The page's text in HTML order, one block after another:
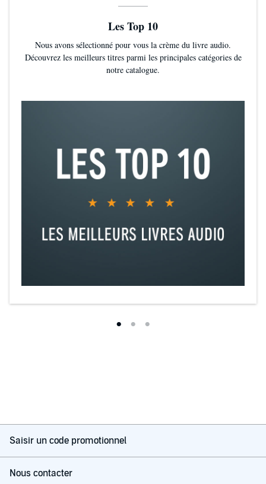
Les Top 10
Nous avons sélectionné pour vous la crème du livre audio.
Découvrez les meilleurs titres parmi les principales catégories de
notre catalogue.
Saisir un code promotionnel
Nous contacter